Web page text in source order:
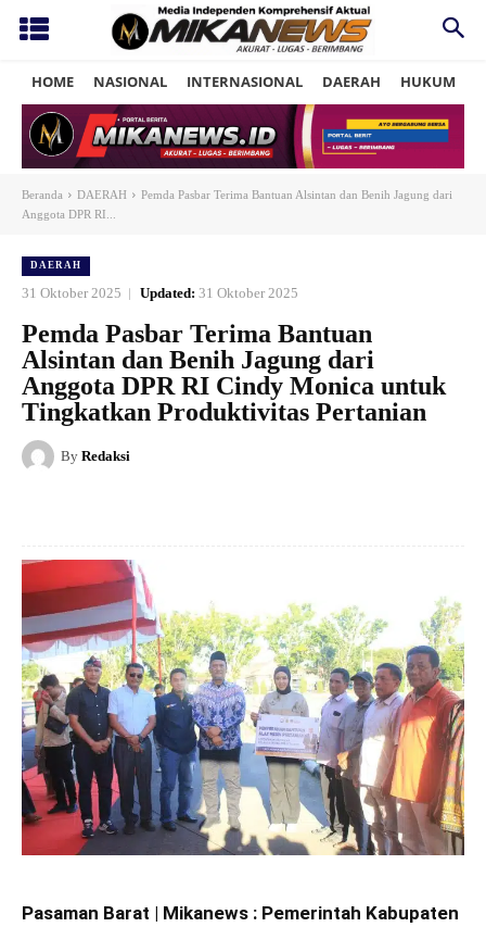
HOME NASIONAL INTERNASIONAL DAERAH HUKUM
Beranda DAERAH
Pemda Pasbar Terima Bantuan Alsintan dan Benih Jagung dari
Anggota DPR RI...
DAERAH
31 Oktober 2025 Updated: 31 Oktober 2025
Pemda Pasbar Terima Bantuan
Alsintan dan Benih Jagung dari
Anggota DPR RI Cindy Monica untuk
Tingkatkan Produktivitas Pertanian
By Redaksi
Pasaman Barat | Mikanews : Pemerintah Kabupaten